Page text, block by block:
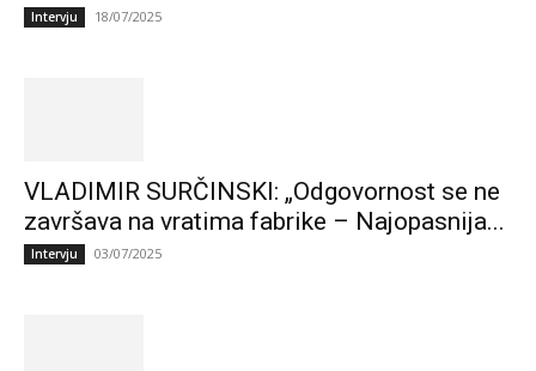
Intervju 18/07/2025
VLADIMIR SURČINSKI: „Odgovornost se ne
završava na vratima fabrike – Najopasnija...
Intervju 03/07/2025